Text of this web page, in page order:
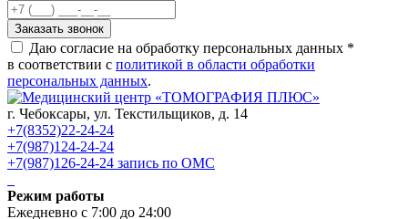
Даю согласие на обработку персональных данных *
в соответствии с политикой в области обработки
персональных данных.
г. Чебоксары, ул. Текстильщиков, д. 14
+7(8352)22-24-24
+7(987)124-24-24
+7(987)126-24-24 запись по ОМС
Режим работы
Ежедневно с 7:00 до 24:00